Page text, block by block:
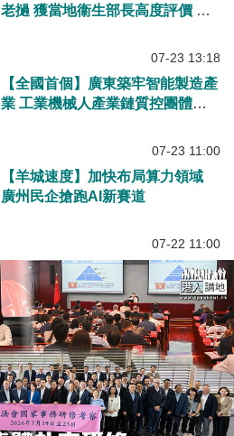
老撾 獲當地衞生部長高度評價 梁
07-23 13:18
【全國首個】廣東築牢智能製造產
業 工業機械人產業鏈質控團體標
07-23 11:00
【羊城速度】加快布局算力領域
廣州民企搶跑AI新賽道
07-22 11:00